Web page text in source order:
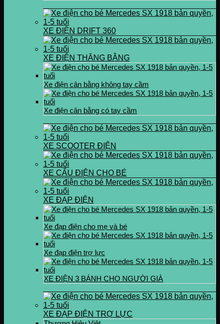
XE ĐIỆN DRIFT 360
XE ĐIỆN THĂNG BẰNG
Xe điện cân bằng không tay cầm
Xe điện cân bằng có tay cầm
XE SCOOTER ĐIỆN
XE CẨU ĐIỆN CHO BÉ
XE ĐẠP ĐIỆN
Xe đạp điện cho mẹ và bé
Xe đạp điện trợ lực
XE ĐIỆN 3 BÁNH CHO NGƯỜI GIÀ
XE ĐẠP ĐIỆN TRỢ LỰC